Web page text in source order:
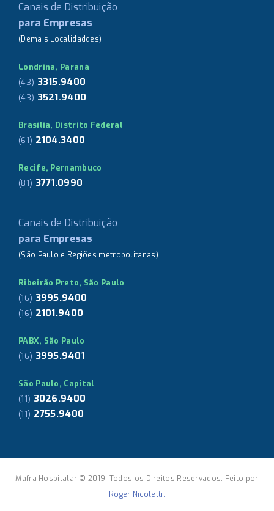
Canais de Distribuição
para Empresas
(Demais Localidaddes)
Londrina, Paraná
(43) 3315.9400
(43) 3521.9400
Brasília, Distrito Federal
(61) 2104.3400
Recife, Pernambuco
(81) 3771.0990
Canais de Distribuição
para Empresas
(São Paulo e Regiões metropolitanas)
Ribeirão Preto, São Paulo
(16) 3995.9400
(16) 2101.9400
PABX, São Paulo
(16) 3995.9401
São Paulo, Capital
(11) 3026.9400
(11) 2755.9400
Mafra Hospitalar © 2019. Todos os Direitos Reservados. Feito por
Roger Nicoletti.